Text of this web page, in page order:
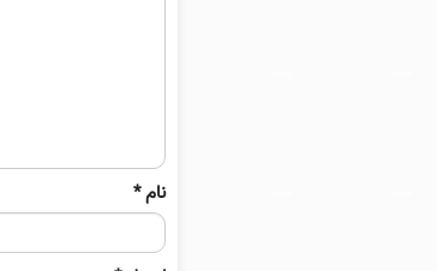
نام*